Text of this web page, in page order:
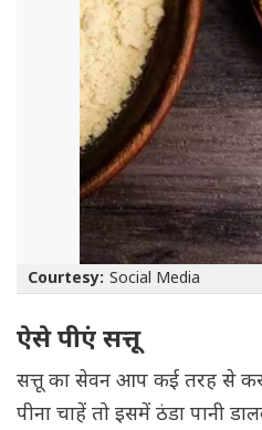
Courtesy: Social Media
ऐसे पीएं सत्तू
सत्तू का सेवन आप कई तरह से
पीना चाहें तो इसमें ठंडा पानी